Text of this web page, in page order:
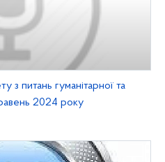
з питань гуманітарної та
2024 року